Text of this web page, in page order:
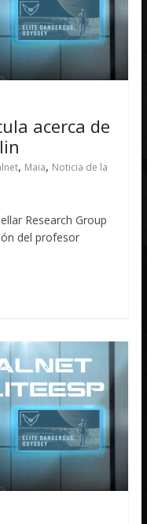
acerca de
, Maia, Noticia de la
Research Group
del profesor